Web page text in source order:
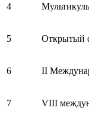
4
5 Открытый
6 II
7 VIII